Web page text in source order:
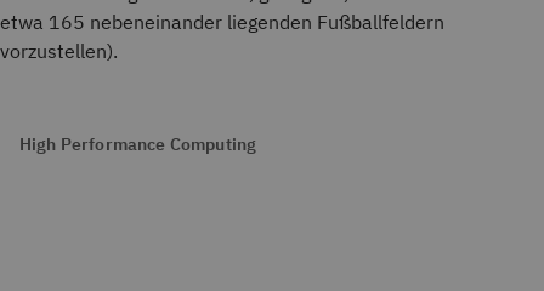
etwa 165 nebeneinander liegenden Fußballfeldern
vorzustellen).
High Performance Computing